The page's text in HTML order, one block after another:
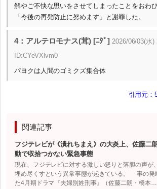
解やご不快な思いをさせてしまったことをおわ
「今後の再発防止に努めます」と謝罪した。
4：アルテロモナス(茸) [ﾆﾀﾞ] 2026/06/03(水)
ID:CYeVXlvm0
パヨクは人間のゴミクズ集合体
引用元：
関連記事
フジテレビが《潰れちまえ》の大炎上、佐藤二
動で収拾つかない緊急事態
現在、フジテレビに対する激しい怒りと落胆の声が
埋め尽くすという異常事態が起きている。 事の発
た4月期ドラマ『夫婦別姓刑事』（佐藤二朗・橋本…